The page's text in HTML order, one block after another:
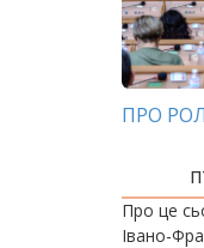
ПРО
Про це
Івано-